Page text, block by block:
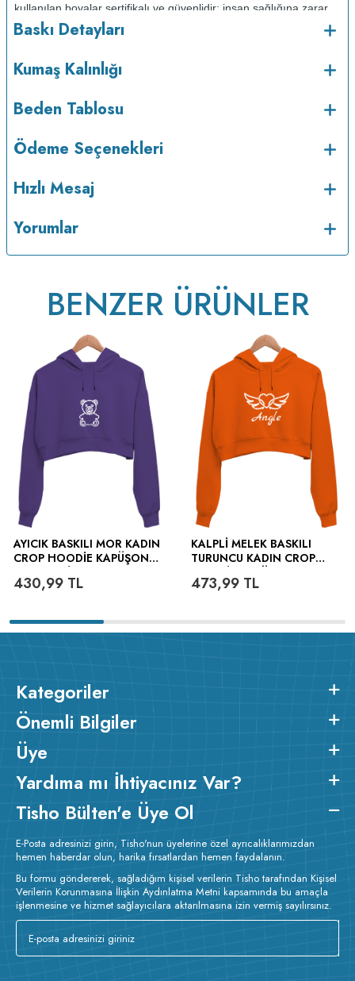
kullanılan boyalar sertifikalı ve güvenlidir; insan sağlığına zarar
vermez. Kumaş Kalınlığı :
yıkanır.Kuru temizleme yapılmaz.
v233.25
Baskı Detayları
Kumaş Kalınlığı
Beden Tablosu
Ödeme Seçenekleri
Hızlı Mesaj
Yorumlar
BENZER ÜRÜNLER
AYICIK BASKILI MOR KADIN
CROP HOODIE KAPÜŞONLU
430,99 TL
KALPLI MELEK BASKILI
TURUNCU KADIN CROP
SWEATSHIRT
473,99TL
Kategoriler
Önemli Bilgiler
Üye
Yardıma mı İhtiyacınız Var?
Tisho Bülten'e Üye Ol
E-Posta adresinizi girin, Tisho'nun üyelerine özel ayrıcalıklarımızdan
hemen haberdar olun, harika fırsatlardan hemen faydalanın.
Bu formu göndererek, sağladığım kişisel verilerin Tisho tarafından Kişisel
Verilerin Korunmasına İlişkin Aydınlatma Metni kapsamında bu amaçla
işlenmesine ve hizmet sağlayıcılara aktarılmasına izin vermiş sayılırsınız.